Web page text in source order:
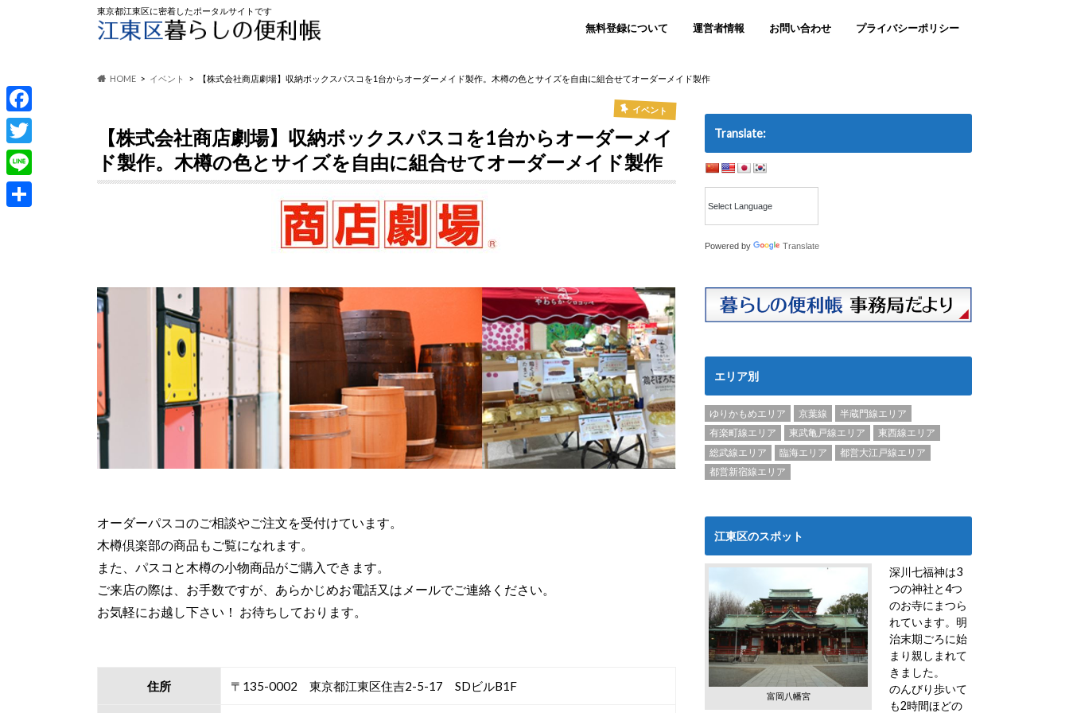
東京都江東区に密着したポータルサイトです
無料登録について 運営者情報 お問い合わせ プライバシーポリシー
HOME イベント 【株式会社商店劇場】収納ボックスパスコを1台からオーダーメイド製作。木樽の色とサイズを自由に組合せてオーダーメイド製作
イベント
【株式会社商店劇場】収納ボックスパスコを1台からオーダーメイ
ド製作。木樽の色とサイズを自由に組合せてオーダーメイド製作
オーダーパスコのご相談やご注文を受付けています。
木樽倶楽部の商品もご覧になれます。
また、パスコと木樽の小物商品がご購入できます。
ご来店の際は、お手数ですが、あらかじめお電話又はメールでご連絡ください。
お気軽にお越し下さい！ お待ちしております。
住所 〒135-0002 東京都江東区住吉2-5-17 SDビルB1F
Translate:
Powered by Translate
エリア別
ゆりかもめエリア 京葉線
半蔵門線エリア
有楽町線エリア
東武亀戸線エリア
東西線エリア
総武線エリア
臨海エリア
都営大江戸線エリア
都営新宿線エリア
江東区のスポット
富岡八幡宮
深川七福神は3
つの神社と4つ
のお寺にまつら
れています。明
治末期ごろに始
まり親しまれて
きました。
のんびり歩いて
も2時間ほどの
F
a
c
e
T
w
i
L